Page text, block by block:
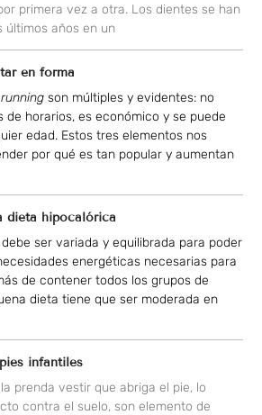
primera vez a otra. Los dientes se han
últimos años en un
en forma
running son múltiples y evidentes: no
de horarios, es económico y se puede
edad. Estos tres elementos nos
por qué es tan popular y aumentan
dieta hipocalórica
ser variada y equilibrada para poder
energéticas necesarias para
de contener todos los grupos de
dieta tiene que ser moderada en
infantiles
prenda vestir que abriga el pie, lo
contra el suelo, son elemento de